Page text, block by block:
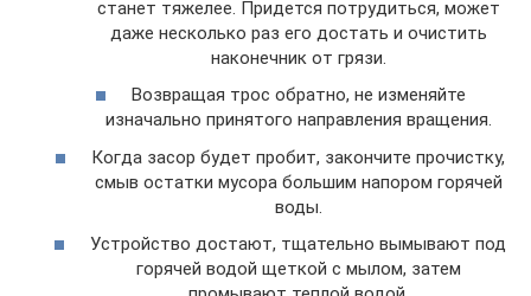
станет тяжелее. Придется потрудиться, может
даже несколько раз его достать и очистить
наконечник от грязи.
Возвращая трос обратно, не изменяйте
изначально принятого направления вращения.
Когда засор будет пробит, закончите прочистку,
смыв остатки мусора большим напором горячей
воды.
Устройство достают, тщательно вымывают под
горячей водой щеткой с мылом, затем